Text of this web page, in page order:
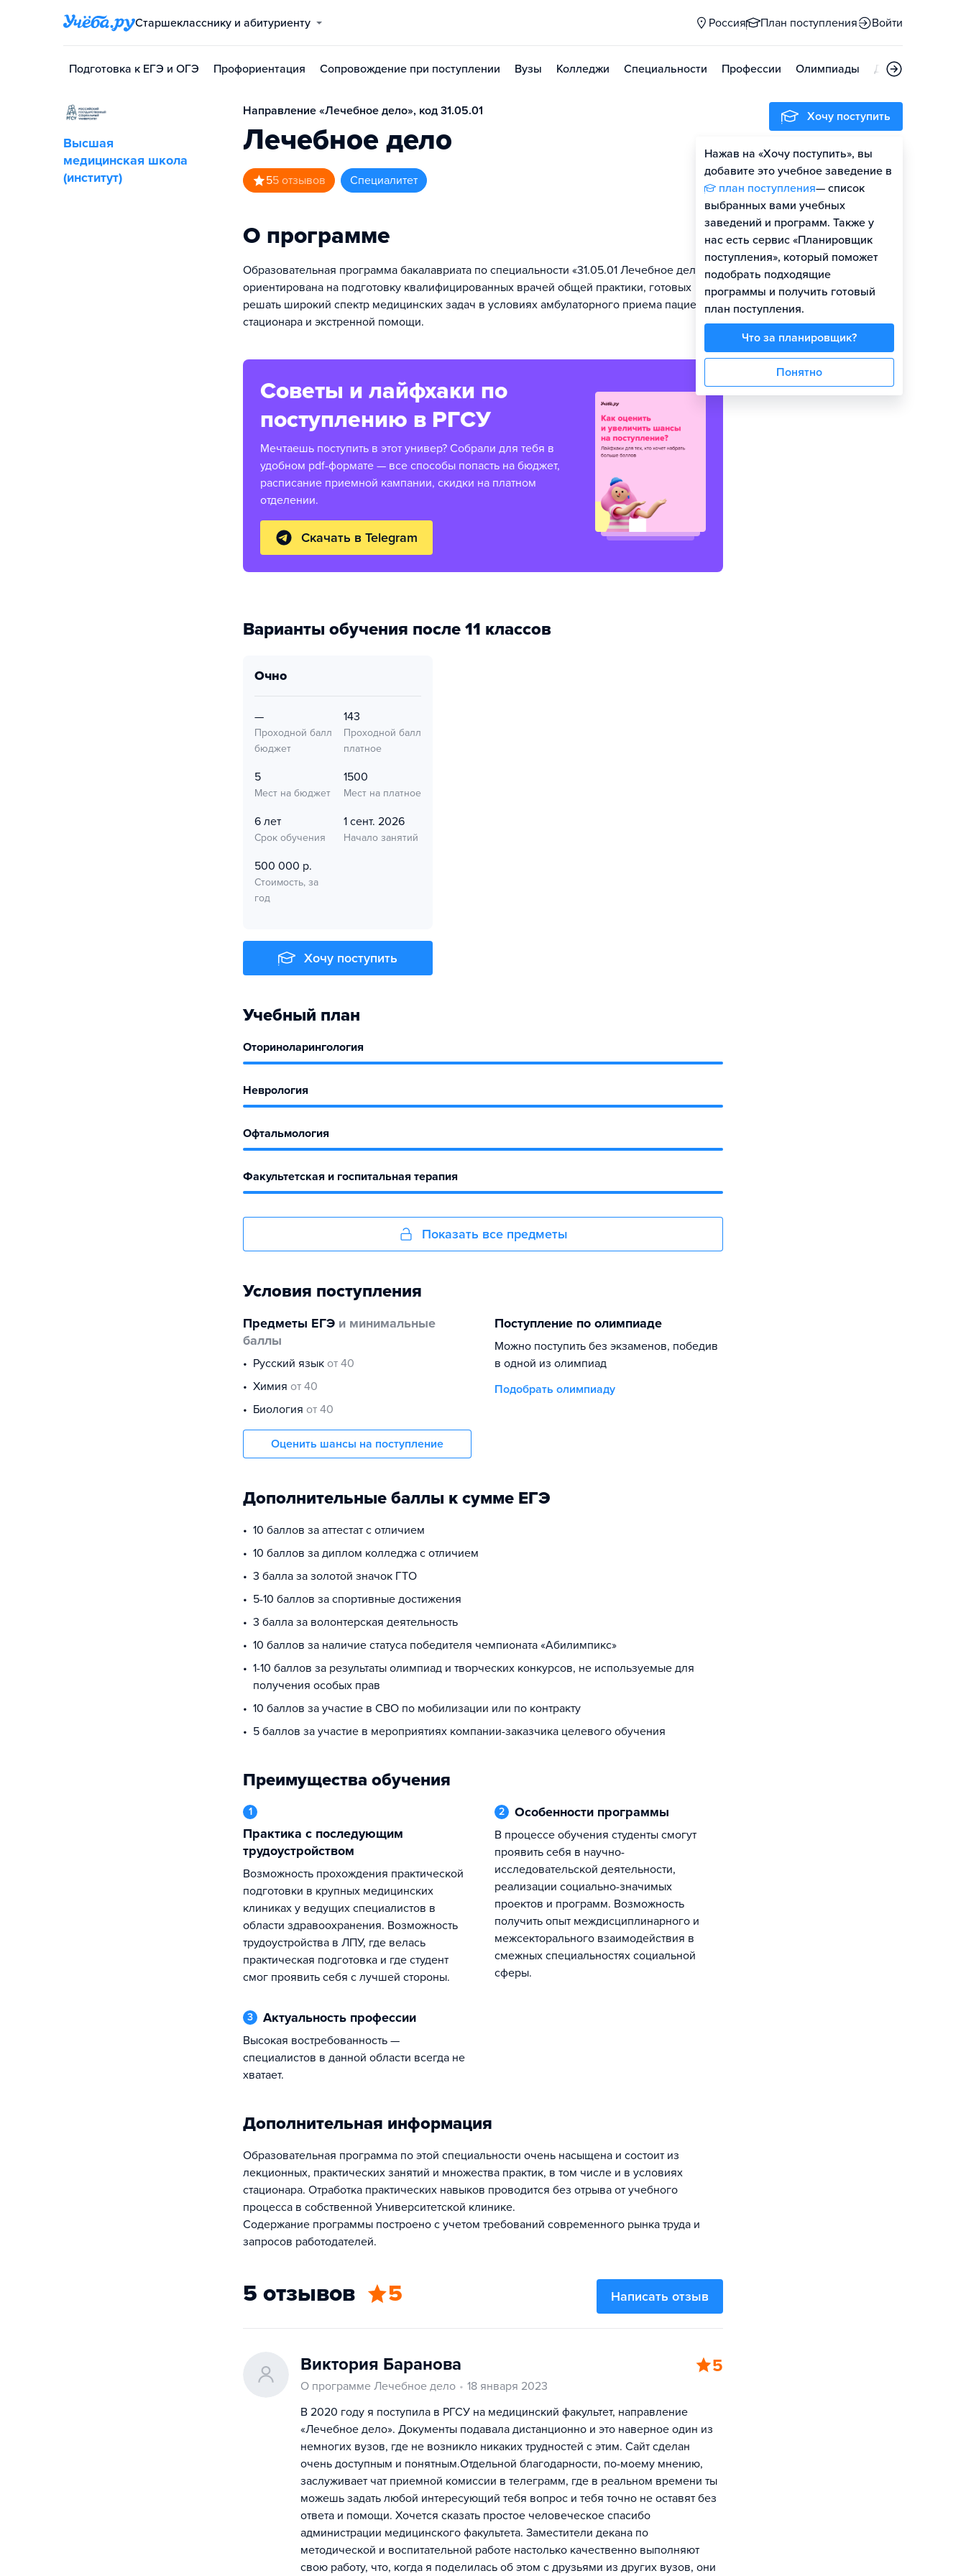
Старшекласснику и абитуриенту Россия План поступления Войти
Подготовка к ЕГЭ и ОГЭ Профориентация Сопровождение при поступлении Вузы Колледжи Специальности Профессии Олимпиады Дни открытых
Высшая
медицинская школа
(институт)
Направление «Лечебное дело», код 31.05.01
Лечебное дело
55 отзывов специалитет
О программе
Образовательная программа бакалавриата по специальности «31.05.01 Лечебное дело»
ориентирована на подготовку квалифицированных врачей общей практики, готовых
решать широкий спектр медицинских задач в условиях амбулаторного приема пациентов,
стационара и экстренной помощи.
Советы и лайфхаки по
поступлению в РГСУ
Мечтаешь поступить в этот универ? Собрали для тебя в
удобном pdf-формате — все способы попасть на бюджет,
расписание приемной кампании, скидки на платном
отделении.
Скачать в Telegram
Варианты обучения после 11 классов
очно
—
Проходной балл
бюджет
143
Проходной балл
платное
5
Мест на бюджет
1500
Мест на платное
6 лет
Срок обучения
1 сент. 2026
Начало занятий
500 000 р.
Стоимость, за
год
Хочу поступить
Учебный план
Оториноларингология
Неврология
Офтальмология
Факультетская и госпитальная терапия
Показать все предметы
Условия поступления
Предметы ЕГЭ и минимальные
баллы
русский язык от 40
химия от 40
биология от 40
Оценить шансы на поступление
Поступление по олимпиаде
Можно поступить без экзаменов, победив
в одной из олимпиад
Подобрать олимпиаду
Дополнительные баллы к сумме ЕГЭ
10 баллов за аттестат с отличием
10 баллов за диплом колледжа с отличием
3 балла за золотой значок ГТО
5-10 баллов за спортивные достижения
3 балла за волонтерская деятельность
10 баллов за наличие статуса победителя чемпионата «Абилимпикс»
1-10 баллов за результаты олимпиад и творческих конкурсов, не используемые для
получения особых прав
10 баллов за участие в СВО по мобилизации или по контракту
5 баллов за участие в мероприятиях компании-заказчика целевого обучения
Преимущества обучения
1
Практика с последующим
трудоустройством
Возможность прохождения практической
подготовки в крупных медицинских
клиниках у ведущих специалистов в
области здравоохранения. Возможность
трудоустройства в ЛПУ, где велась
практическая подготовка и где студент
смог проявить себя с лучшей стороны.
2 Особенности программы
В процессе обучения студенты смогут
проявить себя в научно-
исследовательской деятельности,
реализации социально-значимых
проектов и программ. Возможность
получить опыт междисциплинарного и
межсекторального взаимодействия в
смежных специальностях социальной
сферы.
3 Актуальность профессии
Высокая востребованность —
специалистов в данной области всегда не
хватает.
Дополнительная информация
Образовательная программа по этой специальности очень насыщена и состоит из
лекционных, практических занятий и множества практик, в том числе и в условиях
стационара. Отработка практических навыков проводится без отрыва от учебного
процесса в собственной Университетской клинике.
Содержание программы построено с учетом требований современного рынка труда и
запросов работодателей.
5 отзывов 5 Написать отзыв
Виктория Баранова 5
О программе Лечебное дело
18 января 2023
В 2020 году я поступила в РГСУ на медицинский факультет, направление
«Лечебное дело». Документы подавала дистанционно и это наверное один из
немногих вузов, где не возникло никаких трудностей с этим. Сайт сделан
очень доступным и понятным.Отдельной благодарности, по-моему мнению,
заслуживает чат приемной комиссии в телеграмм, где в реальном времени ты
можешь задать любой интересующий тебя вопрос и тебя точно не оставят без
ответа и помощи. Хочется сказать простое человеческое спасибо
администрации медицинского факультета. Заместители декана по
методической и воспитательной работе настолько качественно выполняют
свою работу, что, когда я поделилась об этом с друзьями из других вузов, они
Хочу поступить
Нажав на «Хочу поступить», вы
добавите это учебное заведение в
план поступления— список
выбранных вами учебных
заведений и программ. Также у
нас есть сервис «Планировщик
поступления», который поможет
подобрать подходящие
программы и получить готовый
план поступления.
Что за планировщик?
Понятно
Оценить шансы